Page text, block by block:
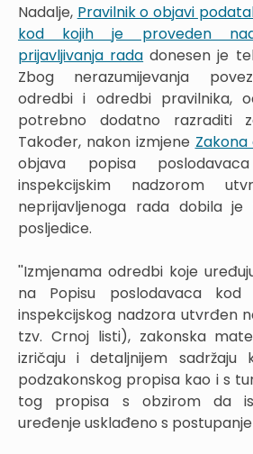
Nadalje, Pravilnik o objavi
kod kojih je proveden
prijavljivanja rada donesen je
Zbog nerazumijevanja
odredbi i odredbi pravilnika,
potrebno dodatno razraditi
Također, nakon izmjene
objava popisa
inspekcijskim nadzorom
neprijavljenoga rada dobila je
posljedice.
''Izmjenama odredbi koje
na Popisu poslodavaca
inspekcijskog nadzora utvrđen
tzv. Crnoj listi), zakonska
izričaju i detaljnijem sadržaju
podzakonskog propisa kao i s
tog propisa s obzirom da
uređenje usklađeno s